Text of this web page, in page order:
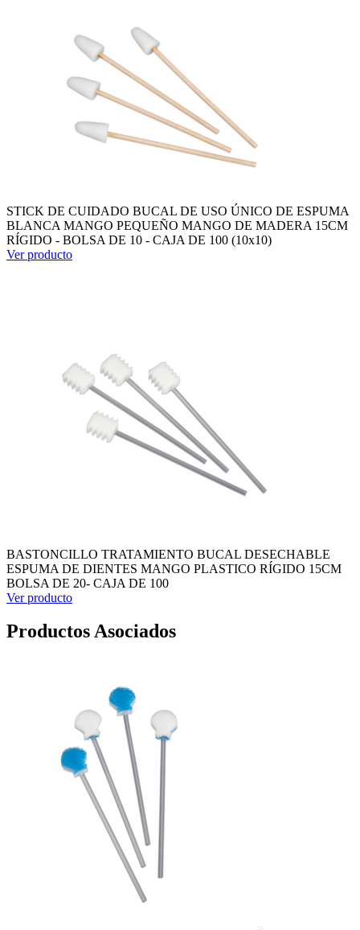
STICK DE CUIDADO BUCAL DE USO ÚNICO DE ESPUMA
BLANCA MANGO PEQUEÑO MANGO DE MADERA 15CM
RÍGIDO - BOLSA DE 10 - CAJA DE 100 (10x10)
Ver producto
BASTONCILLO TRATAMIENTO BUCAL DESECHABLE
ESPUMA DE DIENTES MANGO PLASTICO RÍGIDO 15CM
BOLSA DE 20- CAJA DE 100
Ver producto
Productos Asociados